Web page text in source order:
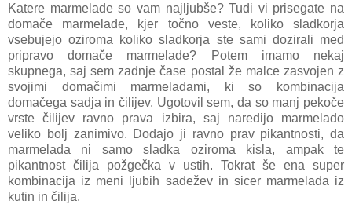
Katere marmelade so vam najljubše? Tudi vi prisegate na
domače marmelade, kjer točno veste, koliko sladkorja
vsebujejo oziroma koliko sladkorja ste sami dozirali med
pripravo domače marmelade? Potem imamo nekaj
skupnega, saj sem zadnje čase postal že malce zasvojen z
svojimi domačimi marmeladami, ki so kombinacija
domačega sadja in čilijev. Ugotovil sem, da so manj pekoče
vrste čilijev ravno prava izbira, saj naredijo marmelado
veliko bolj zanimivo. Dodajo ji ravno prav pikantnosti, da
marmelada ni samo sladka oziroma kisla, ampak te
pikantnost čilija požgečka v ustih. Tokrat še ena super
kombinacija iz meni ljubih sadežev in sicer marmelada iz
kutin in čilija.